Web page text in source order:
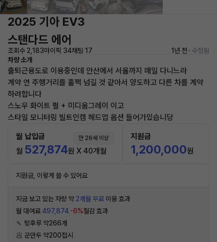
2025 기아 EV3
스탠다드 에어
조회수 2,183마이픽 34채팅 17 1년 전 · 수정됨
차량 소개
출퇴근용도로 이용중인데 안산에서 서울까지 매일 다니느라
계약 연 주행거리를 훌쩍 넘길 것 같아서 양도하고 다른 차를 계약
하려합니다
스노우 화이트 펄 + 미디움그레이 이고
스타일 모니터링 빌트인캠 헤드업 옵션 들어가있습니당
월 납입금 만 26세 이상
월 527,874원 X 40개월
지원금
1,200,000원
지원금, 이렇게 쓸 수 있어요
지금 보고 있는 차량 약 2개월 무료 이용 효과
월 대여료497,874 -6%절감 효과
🍡 탕후루 약266개
🥟 군만두 약200접시